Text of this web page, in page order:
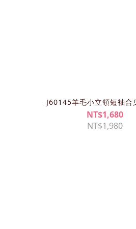
J60145羊毛小立領短袖合
NT$1,680
NT$1,980